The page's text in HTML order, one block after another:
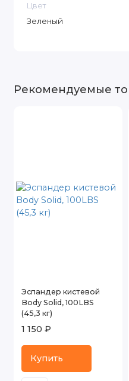
Цвет
Зеленый
Рекомендуемые
Эспандер кистевой
Body Solid, 100LBS
(45,3 кг)
1 150 ₽
Купить